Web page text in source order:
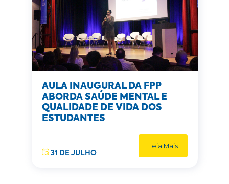
AULA INAUGURAL DA FPP
ABORDA SAÚDE MENTAL E
QUALIDADE DE VIDA DOS
ESTUDANTES
31 DE JULHO
Leia Mais